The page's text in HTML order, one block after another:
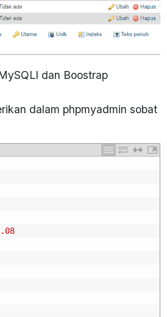
dan Boostrap
dalam phpmyadmin sobat